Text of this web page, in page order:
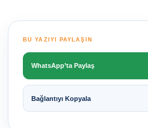
BU YAZIYI PAYLAŞIN
WhatsApp’ta Paylaş
Bağlantıyı Kopyala